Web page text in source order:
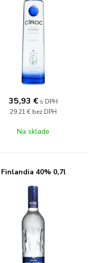
35,93 € s DPH
29,21 € bez DPH
Na sklade
Finlandia 40% 0,7l